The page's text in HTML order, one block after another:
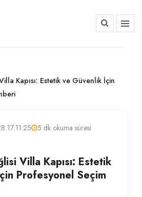
Kapısı: Estetik ve Güvenlik İçin
17:11:25
5 dk okuma süresi
Villa Kapısı: Estetik
Profesyonel Seçim